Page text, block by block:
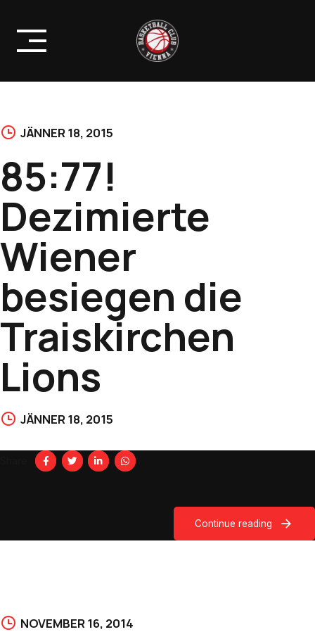
content
JÄNNER 18, 2015
85:77!
Dezimierte
Wiener
besiegen die
Traiskirchen
Lions
JÄNNER 18, 2015
Continue reading
NOVEMBER 16, 2014